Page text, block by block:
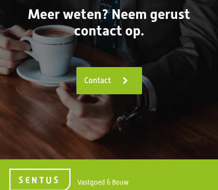
Meer weten? Neem gerust
contact op.
Contact
Vastgoed & Bouw